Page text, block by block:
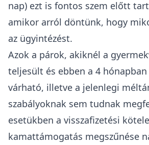
nap) ezt is fontos szem előtt
amikor arról döntünk, hogy
az ügyintézést.
Azok a párok, akiknél a
teljesült és ebben a 4 hónapban
várható, illetve a jelenlegi
szabályoknak sem tudnak
esetükben a visszafizetési
kamattámogatás megszűnése